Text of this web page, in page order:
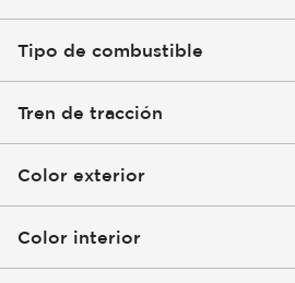
Tipo de combustible
Tren de tracción
Color exterior
Color interior